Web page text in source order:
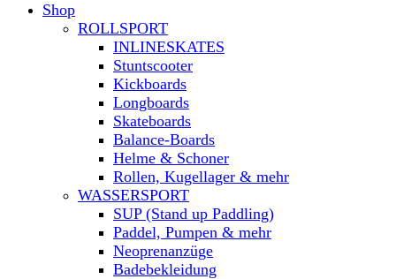
Shop
ROLLSPORT
INLINESKATES
Stuntscooter
Kickboards
Longboards
Skateboards
Balance-Boards
Helme & Schoner
Rollen, Kugellager & mehr
WASSERSPORT
SUP (Stand up Paddling)
Paddel, Pumpen & mehr
Neoprenanzüge
Badebekleidung